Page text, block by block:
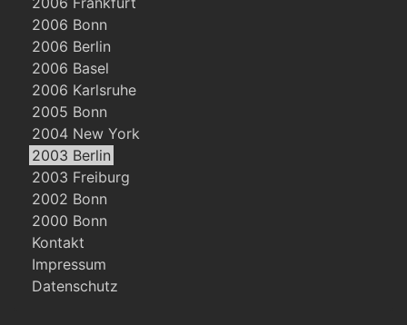
2006 Bonn
2006 Berlin
2006 Basel
2006 Karlsruhe
2005 Bonn
2004 New York
2003 Berlin
2003 Freiburg
2002 Bonn
2000 Bonn
Kontakt
Impressum
Datenschutz